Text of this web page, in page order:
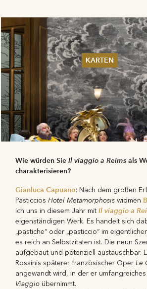
KARTEN
Sommer 2026
Pfingsten 2026
Abonnements
Karteninformation
Gutscheine
Wie würden SieIl viaggio a Reims als
charakterisieren?
Gianluca Capuano: Nach dem großen
PasticciosHotel Metamorphosis widmen
ich uns in diesem Jahr mitIl viaggio a
eigenständigen Werk. Es handelt sich
„pastiche“ oder „pasticcio“ im
es reich an Selbstzitaten ist. Die neun
aufgebaut und potenziell austauschbar.
Rossinis späterer französischer OperLe
angewandt wird, in der er
Viaggio übernimmt.